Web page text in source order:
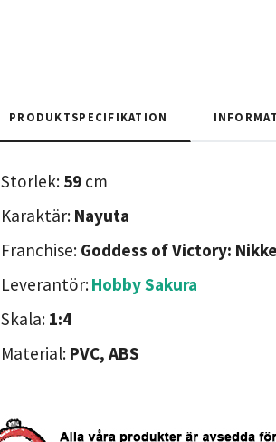
PRODUKTSPECIFIKATION
Storlek: 59 cm
Karaktär: Nayuta
Franchise: Goddess of Victory: Nikke
Leverantör:Hobby Sakura
Skala: 1:4
Material: PVC, ABS